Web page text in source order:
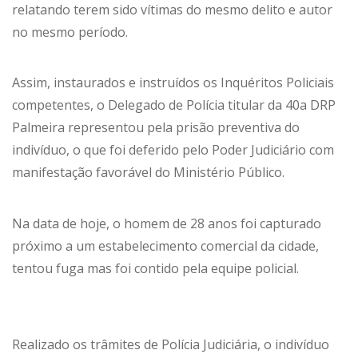
relatando terem sido vítimas do mesmo delito e autor
no mesmo período.
Assim, instaurados e instruídos os Inquéritos Policiais
competentes, o Delegado de Polícia titular da 40a DRP
Palmeira representou pela prisão preventiva do
indivíduo, o que foi deferido pelo Poder Judiciário com
manifestação favorável do Ministério Público.
Na data de hoje, o homem de 28 anos foi capturado
próximo a um estabelecimento comercial da cidade,
tentou fuga mas foi contido pela equipe policial.
Realizado os trâmites de Polícia Judiciária, o indivíduo